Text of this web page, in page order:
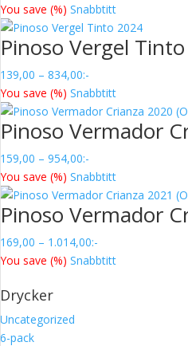
179,00
till
1.074,00
You save(%)Snabbtitt
Pinoso Vergel
139,00 – 834,00Prisintervall:
139,00
till
834,00
:-
You save(%)Snabbtitt
Pinoso Vermador
159,00 – 954,00Prisintervall:
159,00
till
954,00
:-
You save(%)Snabbtitt
Pinoso Vermador
169,00 – 1.014,00Prisintervall:
169,00
:-
You save(%)Snabbtitt
Drycker
Uncategorized
6-pack